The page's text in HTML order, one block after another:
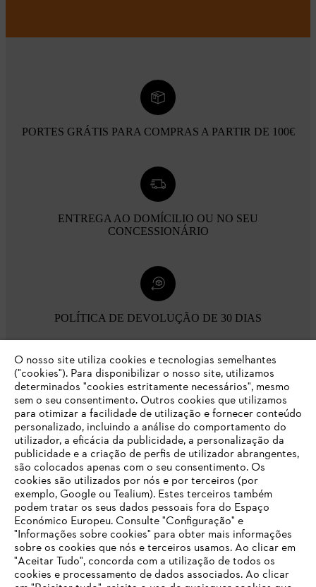
PORTES GRÁTIS PARA COMPRAS A PARTIR DE 100€
ENTREGA AO DOMÍCILIO OU NO SEU
CONCESSIONÁRIO
POLÍTICA DE DEVOLUÇÃO DE 30 DIAS
Opções de pagamento
Empresa
FAQs Loja Online
O SEU NAVEGADOR NÃO SUPORTA
ESTE WEBSITE
O nosso site utiliza cookies e tecnologias semelhantes
("cookies"). Para disponibilizar o nosso site, utilizamos
determinados "cookies estritamente necessários", mesmo
sem o seu consentimento. Outros cookies que utilizamos
para otimizar a facilidade de utilização e fornecer conteúdo
personalizado, incluindo a análise do comportamento do
utilizador, a eficácia da publicidade, a personalização da
publicidade e a criação de perfis de utilizador abrangentes,
são colocados apenas com o seu consentimento. Os
cookies são utilizados por nós e por terceiros (por
exemplo, Google ou Tealium). Estes terceiros também
podem tratar os seus dados pessoais fora do Espaço
Económico Europeu. Consulte "Configuração" e
"Informações sobre cookies" para obter mais informações
sobre os cookies que nós e terceiros usamos. Ao clicar em
"Aceitar Tudo", concorda com a utilização de todos os
cookies e processamento de dados associados. Ao clicar